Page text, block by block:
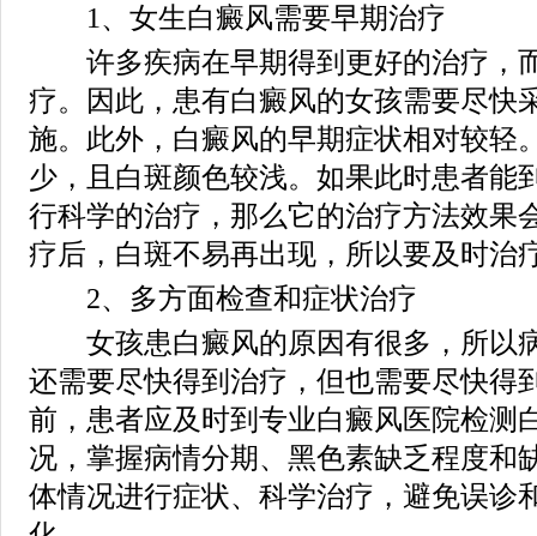
1、女生白癜风需要早期治疗
许多疾病在早期得到更好的治疗，
疗。因此，患有白癜风的女孩需要尽快
施。此外，白癜风的早期症状相对较轻
少，且白斑颜色较浅。如果此时患者能
行科学的治疗，那么它的治疗方法效果
疗后，白斑不易再出现，所以要及时治
2、多方面检查和症状治疗
女孩患白癜风的原因有很多，所以
还需要尽快得到治疗，但也需要尽快得
前，患者应及时到专业白癜风医院检测
况，掌握病情分期、黑色素缺乏程度和
体情况进行症状、科学治疗，避免误诊